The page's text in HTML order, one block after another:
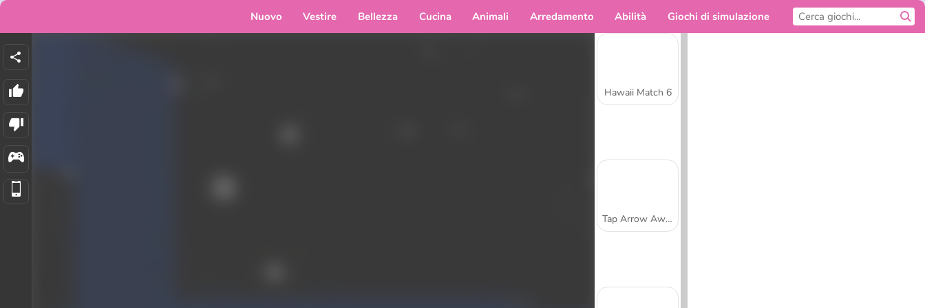
Nuovo Vestire Bellezza Cucina Animali Arredamento Abilità Giochi di simulazione
Hawaii Match 6
Tap Arrow Away